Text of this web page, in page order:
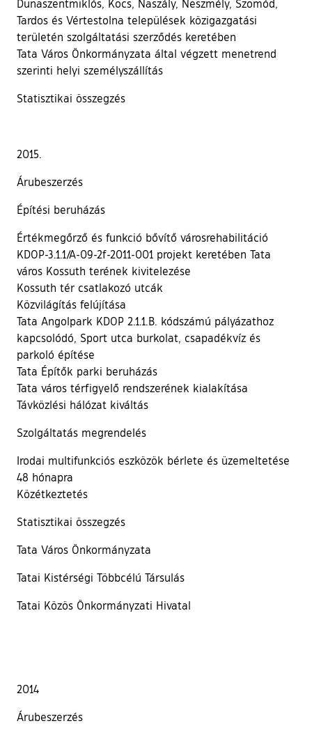
Dunaszentmiklós, Kocs, Naszály, Neszmély, Szomód,
Tardos és Vértestolna települések közigazgatási
területén szolgáltatási szerződés keretében
Tata Város Önkormányzata által végzett menetrend
szerinti helyi személyszállítás
Statisztikai összegzés
2015.
Árubeszerzés
Építési beruházás
Értékmegőrző és funkció bővítő városrehabilitáció
KDOP-3.1.1/A-09-2f-2011-001 projekt keretében Tata
város Kossuth terének kivitelezése
Kossuth tér csatlakozó utcák
Közvilágítás felújítása
Tata Angolpark KDOP 2.1.1.B. kódszámú pályázathoz
kapcsolódó, Sport utca burkolat, csapadékvíz és
parkoló építése
Tata Építők parki beruházás
Tata város térfigyelő rendszerének kialakítása
Távközlési hálózat kiváltás
Szolgáltatás megrendelés
Irodai multifunkciós eszközök bérlete és üzemeltetése
48 hónapra
Közétkeztetés
Statisztikai összegzés
Tata Város Önkormányzata
Tatai Kistérségi Többcélú Társulás
Tatai Közös Önkormányzati Hivatal
2014
Árubeszerzés